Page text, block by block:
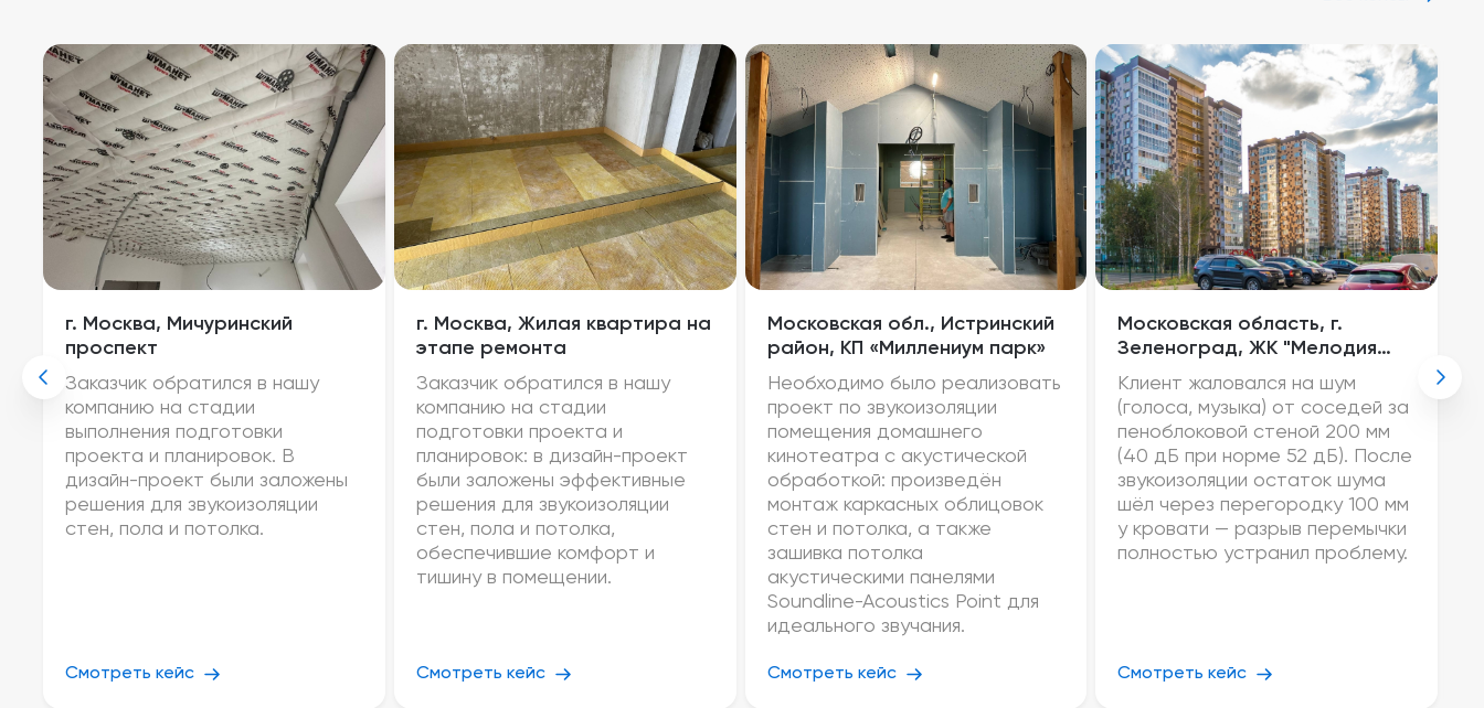
г. Москва, Мичуринский
проспект
Заказчик обратился в нашу
компанию на стадии
выполнения подготовки
проекта и планировок. В
дизайн-проект были заложены
решения для звукоизоляции
стен, пола и потолка.
Смотреть кейс
г. Москва, Жилая квартира на
этапе ремонта
Заказчик обратился в нашу
компанию на стадии
подготовки проекта и
планировок: в дизайн-проект
были заложены эффективные
решения для звукоизоляции
стен, пола и потолка,
обеспечившие комфорт и
тишину в помещении.
Смотреть кейс
Московская обл., Истринский
район, КП «Миллениум парк»
Необходимо было реализовать
проект по звукоизоляции
помещения домашнего
кинотеатра с акустической
обработкой: произведён
монтаж каркасных облицовок
стен и потолка, а также
зашивка потолка
акустическими панелями
Soundline-Acoustics Point для
идеального звучания.
Смотреть кейс
Московская область, г.
Зеленоград, ЖК "Мелодия
Леса", д. 1
Клиент жаловался на шум
(голоса, музыка) от соседей за
пеноблоковой стеной 200 мм
(40 дБ при норме 52 дБ). После
звукоизоляции остаток шума
шёл через перегородку 100 мм
у кровати — разрыв перемычки
полностью устранил проблему.
Смотреть кейс